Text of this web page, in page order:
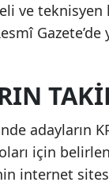
ve
adayların
için
internet